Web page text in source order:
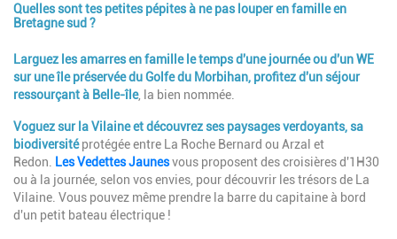
Quelles sont tes petites pépites à ne pas louper en famille en
Bretagne sud ?
Description
Larguez les amarres en famille le temps d'une journée ou d'un WE
sur une île préservéedu Golfe du Morbihan, profitez d'un séjour
ressourçant à Belle-île, la bien nommée.
Voguez sur la Vilaine et découvrez ses paysages verdoyants, sa
biodiversité protégée entre La Roche Bernard ou Arzal et
Redon. Les Vedettes Jaunesvous proposent des croisières d'1H30
ou à la journée, selon vos envies, pour découvrir les trésors de La
Vilaine. Vous pouvez même prendre la barre du capitaine à bord
d'un petit bateau électrique !